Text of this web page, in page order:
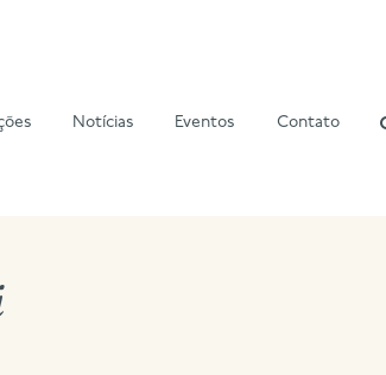
Notícias Eventos Contato